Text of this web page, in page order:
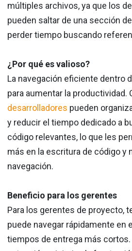
múltiples archivos, ya que los
pueden saltar de una sección
perder tiempo buscando
¿Por qué es valioso?
La navegación eficiente dentro
para aumentar la productividad.
desarrolladores pueden
y reducir el tiempo dedicado a
código relevantes, lo que les
más en la escritura de código y
navegación.
Beneficio para los gerentes
Para los gerentes de proyecto,
puede navegar rápidamente en
tiempos de entrega más